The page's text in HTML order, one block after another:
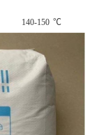
140-150 ℃